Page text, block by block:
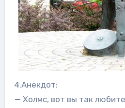
4.Анекдот:
— Холмс, вот вы так